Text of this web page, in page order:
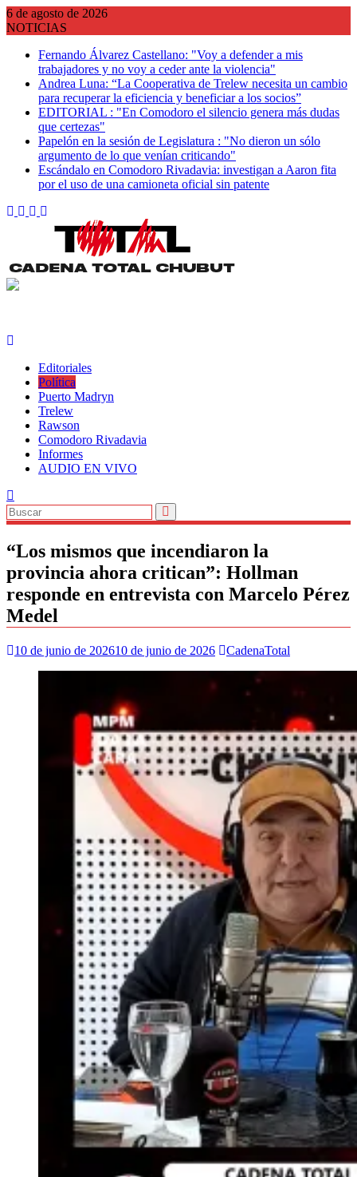
Saltar
al
6 de agosto de 2026
NOTICIAS
Fernando Álvarez Castellano: "Voy a defender a mis
trabajadores y no voy a ceder ante la violencia"
Andrea Luna: “La Cooperativa de Trelew necesita un cambio
para recuperar la eficiencia y beneficiar a los socios”
EDITORIAL : "En Comodoro el silencio genera más dudas
que certezas"
Papelón en la sesión de Legislatura : "No dieron un sólo
argumento de lo que venían criticando"
Escándalo en Comodoro Rivadavia: investigan a Aaron fita
por el uso de una camioneta oficial sin patente
Editoriales
Política
Puerto Madryn
Trelew
Rawson
Comodoro Rivadavia
Informes
AUDIO EN VIVO
“Los mismos que incendiaron la
provincia ahora critican”: Hollman
responde en entrevista con Marcelo Pérez
Medel
10 de junio de 202610 de junio de 2026 CadenaTotal